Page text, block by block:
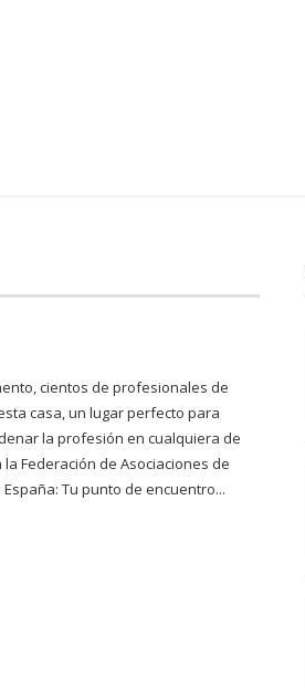
cientos de profesionales de
casa, un lugar perfecto para
la profesión en cualquiera de
Federación de Asociaciones de
Tu punto de encuentro...